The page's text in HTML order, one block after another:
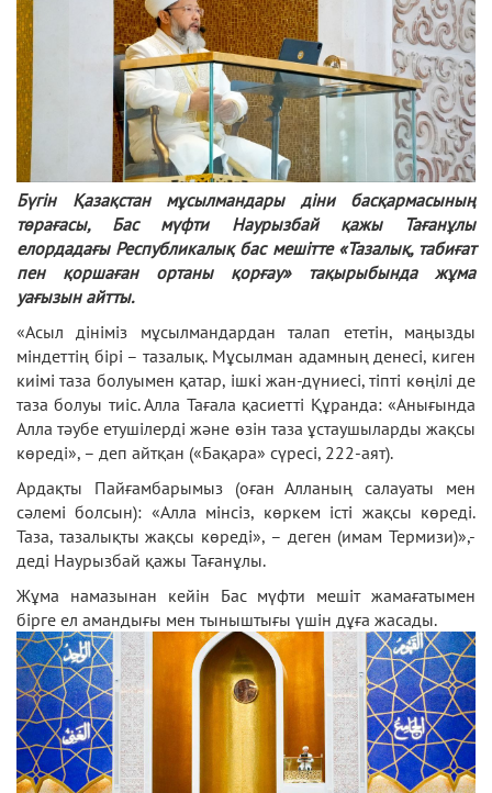
Бүгін Қазақстан мұсылмандары діни басқармасының
төрағасы, Бас мүфти Наурызбай қажы Тағанұлы
елордадағы Республикалық бас мешітте «Тазалық, табиғат
пен қоршаған ортаны қорғау» тақырыбында жұма
уағызын айтты.
«Асыл дініміз мұсылмандардан талап ететін, маңызды
міндеттің бірі – тазалық. Мұсылман адамның денесі, киген
киімі таза болуымен қатар, ішкі жан-дүниесі, тіпті көңілі де
таза болуы тиіс. Алла Тағала қасиетті Құранда: «Анығында
Алла тәубе етушілерді және өзін таза ұстаушыларды жақсы
көреді», – деп айтқан («Бақара» сүресі, 222-аят).
Ардақты Пайғамбарымыз (оған Алланың салауаты мен
сәлемі болсын): «Алла мінсіз, көркем істі жақсы көреді.
Таза, тазалықты жақсы көреді», – деген (имам Термизи)»,-
деді Наурызбай қажы Тағанұлы.
Жұма намазынан кейін Бас мүфти мешіт жамағатымен
бірге ел амандығы мен тыныштығы үшін дұға жасады.